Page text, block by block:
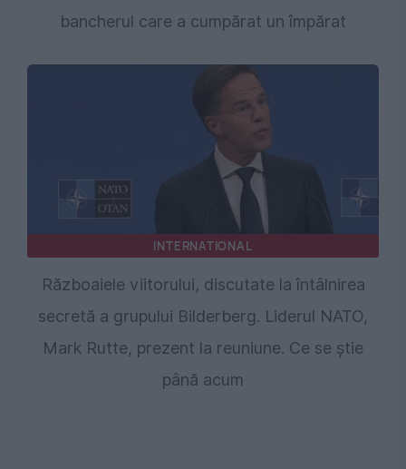
bancherul care a cumpărat un împărat
INTERNATIONAL
Războaiele viitorului, discutate la întâlnirea
secretă a grupului Bilderberg. Liderul NATO,
Mark Rutte, prezent la reuniune. Ce se știe
până acum